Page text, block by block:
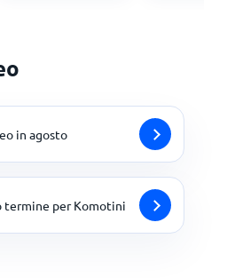
in agosto
termine per Komotini